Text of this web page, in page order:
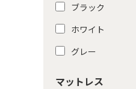
ブラック
ホワイト
グレー
マットレス